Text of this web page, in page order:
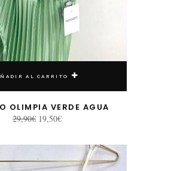
AL CARRITO
OLIMPIA VERDE AGUA
29,90€ El
precio
era:
19,50€El
es:
19,50€.